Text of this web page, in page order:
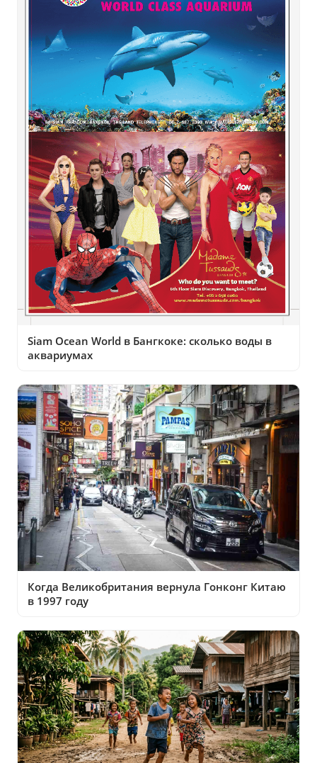
Siam Ocean World в Бангкоке: сколько воды в
аквариумах
Когда Великобритания вернула Гонконг Китаю
в 1997 году